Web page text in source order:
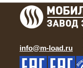
info@m-load.ru